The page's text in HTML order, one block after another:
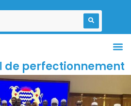
de perfectionnement